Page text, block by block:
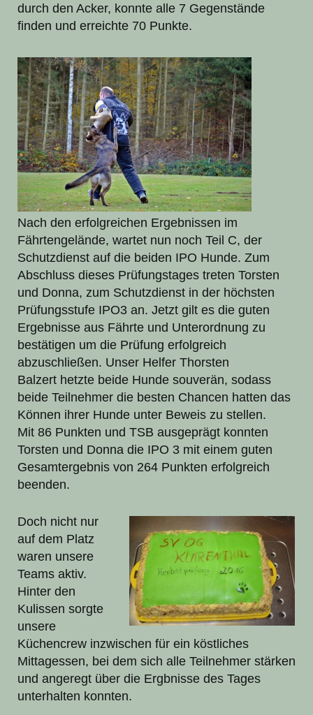
durch den Acker, konnte alle 7 Gegenstände
finden und erreichte 70 Punkte.
Nach den erfolgreichen Ergebnissen im
Fährtengelände, wartet nun noch Teil C, der
Schutzdienst auf die beiden IPO Hunde. Zum
Abschluss dieses Prüfungstages treten Torsten
und Donna, zum Schutzdienst in der höchsten
Prüfungsstufe IPO3 an. Jetzt gilt es die guten
Ergebnisse aus Fährte und Unterordnung zu
bestätigen um die Prüfung erfolgreich
abzuschließen. Unser Helfer Thorsten
Balzert hetzte beide Hunde souverän, sodass
beide Teilnehmer die besten Chancen hatten das
Können ihrer Hunde unter Beweis zu stellen.
Mit 86 Punkten und TSB ausgeprägt konnten
Torsten und Donna die IPO 3 mit einem guten
Gesamtergebnis von 264 Punkten erfolgreich
beenden.
Doch nicht nur
auf dem Platz
waren unsere
Teams aktiv.
Hinter den
Kulissen sorgte
unsere
Küchencrew inzwischen für ein köstliches
Mittagessen, bei dem sich alle Teilnehmer stärken
und angeregt über die Ergbnisse des Tages
unterhalten konnten.